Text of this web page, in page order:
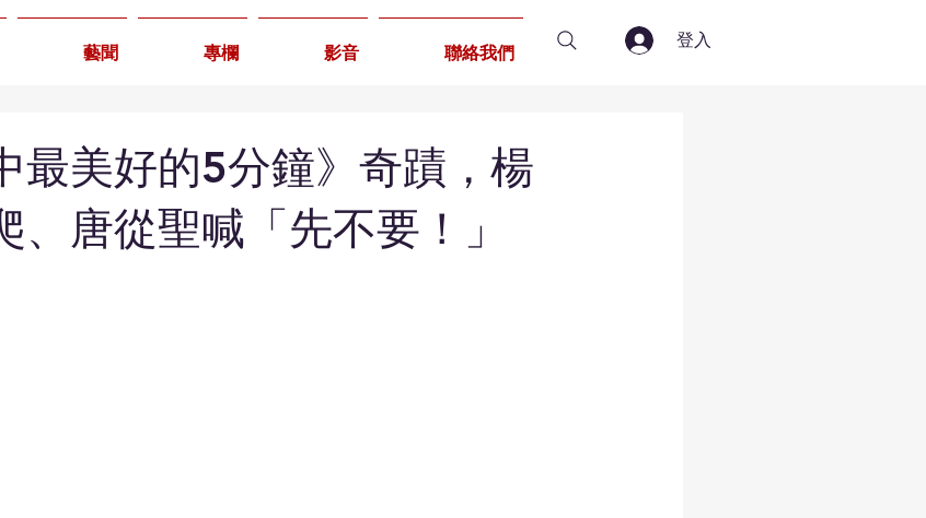
藝聞 專欄 影音 聯絡我們
登入
最美好的5分鐘》奇蹟，楊
、唐從聖喊「先不要！」